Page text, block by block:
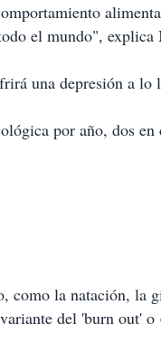
el mundo", explica
una depresión a lo
por año, dos en
como la natación, la
del 'burn out' o